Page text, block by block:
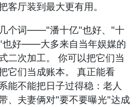
客厅装到最大更有用。
个词——"潘十亿"也好、"十
也好——大多来自当年娱媒的
二次加工。 你可以把它们当
它们当成账本。 真正能看
能不能把日子过得稳：老人
、夫妻俩对"要不要曝光"达成